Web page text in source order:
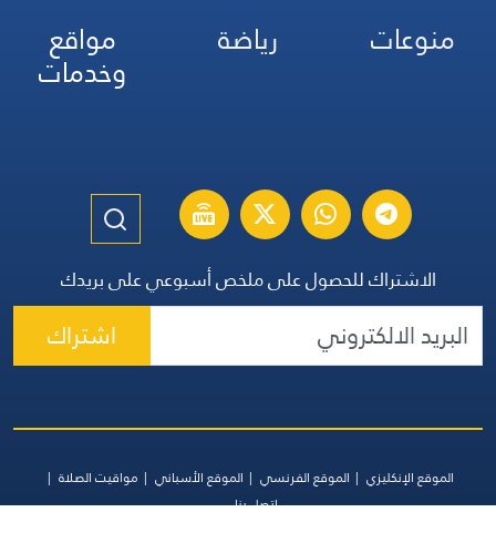
منوعات
رياضة مواقع
وخدمات
الاشتراك للحصول على ملخص أسبوعي على بريدك
اشتراك
الموقع الإنكليزي الموقع الفرنسي الموقع الأسباني
مواقيت الصلاة
اتصل بنا